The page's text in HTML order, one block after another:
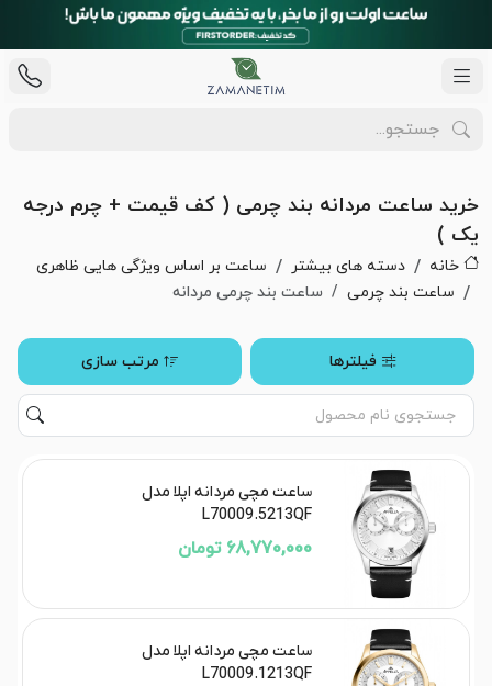
خرید ساعت مردانه بند چرمی ( کف قیمت + چرم درجه
یک )
خانه دسته های بیشتر
ساعت بر اساس ویژگی هایی ظاهری
ساعت بند چرمی
ساعت بند چرمی مردانه
فیلترها مرتب سازی
ساعت مچی مردانه اپلا مدل
L70009.5213QF
68,770,000 تومان
ساعت مچی مردانه اپلا مدل
L70009.1213QF